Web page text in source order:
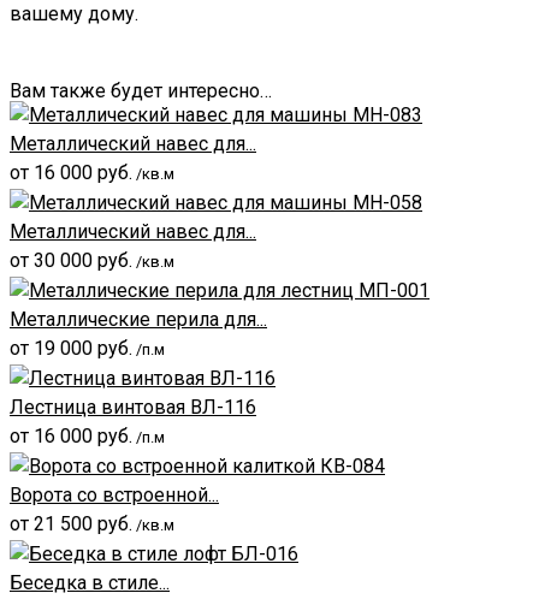
вашему дому.
Вам также будет интересно…
Металлический навес для...
от 16 000 руб. /кв.м
Металлический навес для...
от 30 000 руб. /кв.м
Металлические перила для...
от 19 000 руб. /п.м
Лестница винтовая ВЛ-116
от 16 000 руб. /п.м
Ворота со встроенной...
от 21 500 руб. /кв.м
Беседка в стиле...